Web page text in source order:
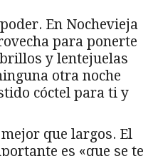
En Nochevieja
para ponerte
y lentejuelas
otra noche
cóctel para ti y
que largos. El
es «que se te